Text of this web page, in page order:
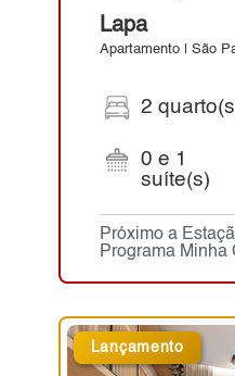
Lapa
Apartamento | São
2
0 e 1
suíte(s)
Próximo a
Programa Minha
Lançamento